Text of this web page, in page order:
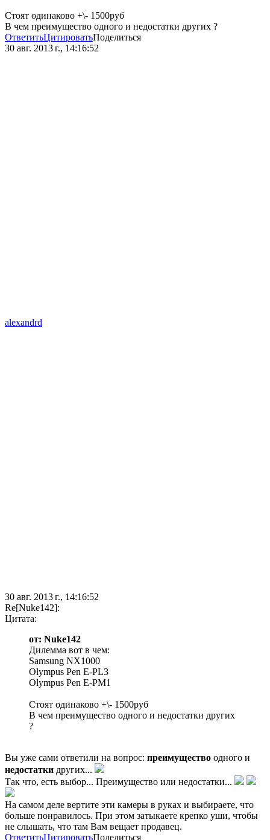
Стоят одинаково +\- 1500руб
В чем преимущество одного и недостатки других ?
ОтветитьЦитироватьПоделиться
30 авг. 2013 г., 14:16:52
alexandrd
30 авг. 2013 г., 14:16:52
Re[Nuke142]:
Цитата:
от: Nuke142
Дилемма вот в чем:
Samsung NX1000
Olympus Pen E-PL3
Olympus Pen E-PM1
Стоят одинаково +\- 1500руб
В чем преимущество одного и недостатки других
?
Вы уже сами ответили на вопрос: преимущество одного и
недостатки других...
Так что, есть выбор... Преимущество или недостатки...
На самом деле вертите эти камеры в руках и выбираете, что
больше понравилось. При этом затыкаете крепко уши, чтобы
не слышать, что там Вам вещает продавец.
ОтветитьЦитироватьПоделиться